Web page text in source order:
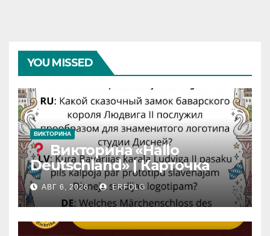
YOU MISSED
ВИКТОРИНА
Викторина «Hallo
Deutschland» | Карточка
№46
Замок вдохновения
Iedvesmas pils / Schloss der
Inspiration
АВГ 6, 2026 ERFOLG